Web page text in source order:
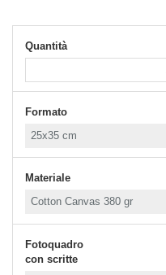
Quantità
Formato
Materiale
Fotoquadro
con scritte